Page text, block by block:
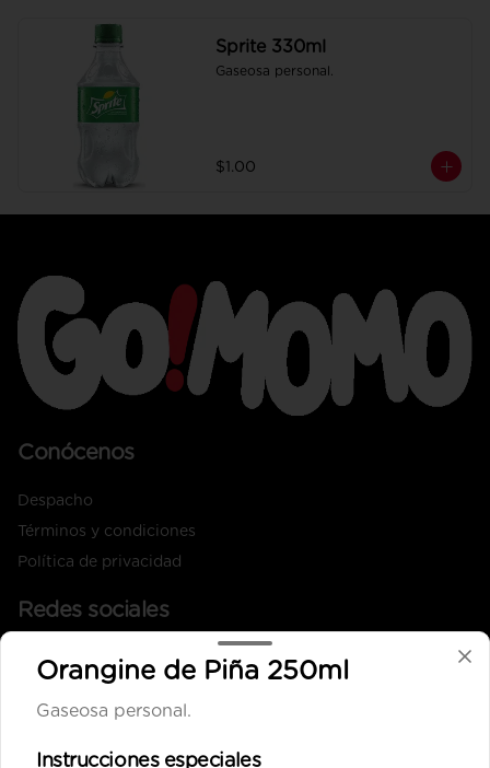
Sprite 330ml
Gaseosa personal.
$1.00
Conócenos
Despacho
Términos y condiciones
Política de privacidad
Redes sociales
Instagram
Orangine de Piña 250ml
Gaseosa personal.
Instrucciones especiales